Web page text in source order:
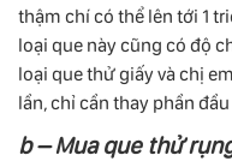
thậm chí có thể lên tới 1
loại que này cũng có độ
loại que thử giấy và chị
lần, chỉ cần thay phần
b – Mua que thử